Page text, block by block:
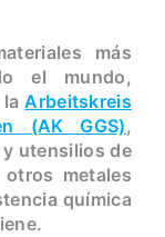
más
el mundo,
laArbeitskreis
(AK GGS),
utensilios de
metales
química